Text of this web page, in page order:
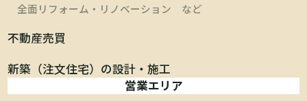
全面リフォーム・リノベーション など
不動産売買
新築（注文住宅）の設計・施工
営業エリア